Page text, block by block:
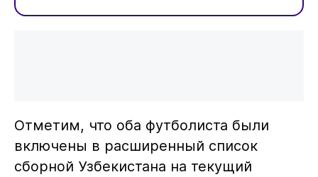
Отметим, что оба футболиста были
включены в расширенный список
сборной Узбекистана на текущий